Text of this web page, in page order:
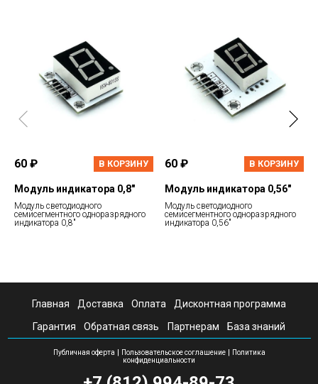
60 ₽ В КОРЗИНУ
Модуль индикатора 0,8"
Модуль светодиодного
семисегментного одноразрядного
индикатора 0,8"
60 ₽ В КОРЗИНУ
Модуль индикатора 0,56"
Модуль светодиодного
семисегментного одноразрядного
индикатора 0,56"
Главная Доставка Оплата Дисконтная программа
Гарантия Обратная связь Партнерам База знаний
Публичная оферта | Пользовательское соглашение| Политика
конфиденциальности